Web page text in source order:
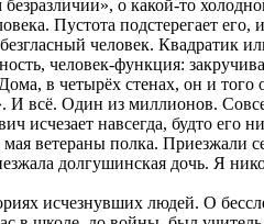
о какой-то
Пустота подстерегает его,
человек. Квадратик
человек-функция:
в четырёх стенах, он и
И всё. Один из миллионов.
исчезает навсегда, будто его
мая ветераны полка. Приезжали
долгушинская дочь. Я
исчезнувших людей. О